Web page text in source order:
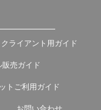
クライアント用ガイド
販売ガイド
トご利用ガイド